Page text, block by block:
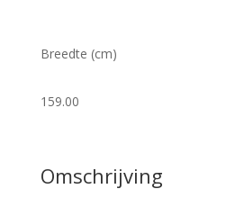
Breedte (cm)
159.00
Omschrijving